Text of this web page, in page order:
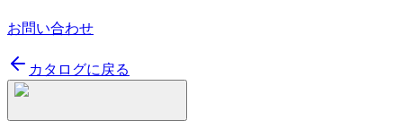
お問い合わせ
カタログに戻る